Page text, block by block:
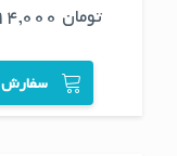
تومان
سفارش